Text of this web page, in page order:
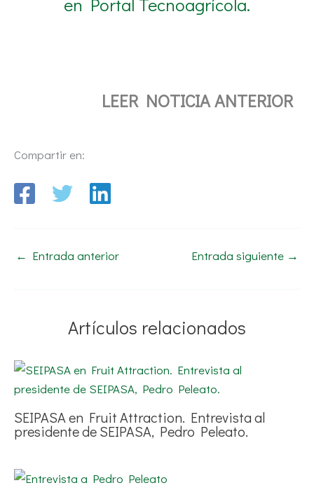
en Portal Tecnoagrícola.
LEER NOTICIA ANTERIOR
Compartir en:
← Entrada anterior Entrada siguiente →
Artículos relacionados
SEIPASA en Fruit Attraction. Entrevista al
presidente de SEIPASA, Pedro Peleato.